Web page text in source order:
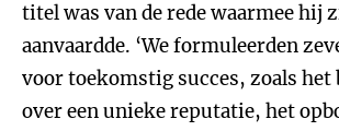
titel was van de rede waarmee hij
aanvaardde. ‘We formuleerden
voor toekomstig succes, zoals het
over een unieke reputatie, het